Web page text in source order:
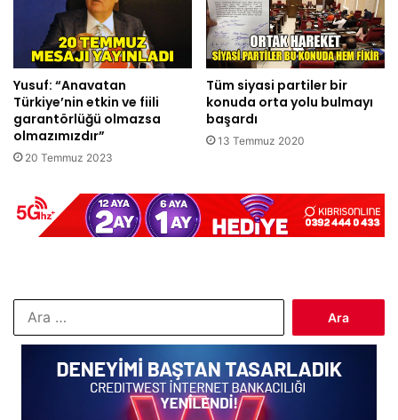
Yusuf: “Anavatan
Türkiye’nin etkin ve fiili
garantörlüğü olmazsa
olmazımızdır”
20 Temmuz 2023
Tüm siyasi partiler bir
konuda orta yolu bulmayı
başardı
13 Temmuz 2020